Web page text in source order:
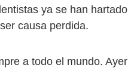
ya se han hartado
causa perdida.
a todo el mundo. Ayer